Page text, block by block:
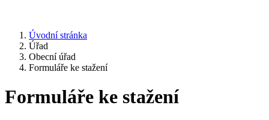
Úvodní stránka
Úřad
Obecní úřad
Formuláře ke stažení
Formuláře ke stažení